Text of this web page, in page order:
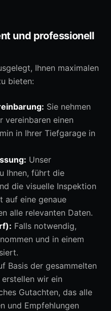
und professionell
Ihnen maximalen
bieten:
Sie nehmen
vereinbaren einen
in Ihrer Tiefgarage in
Unser
Ihnen, führt die
die visuelle Inspektion
auf eine genaue
alle relevanten Daten.
Falls notwendig,
und in einem
Basis der gesammelten
wir ein
Gutachten, das alle
und Empfehlungen